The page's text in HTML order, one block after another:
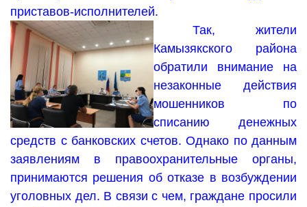
приставов-исполнителей.
Так, жители
Камызякского района
обратили внимание на
незаконные действия
мошенников по
списанию денежных
средств с банковских счетов. Однако по данным
заявлениям в правоохранительные органы,
принимаются решения об отказе в возбуждении
уголовных дел. В связи с чем, граждане просили